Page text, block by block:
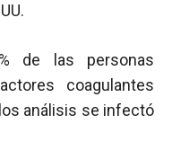
de las personas
coagulantes
análisis se infectó